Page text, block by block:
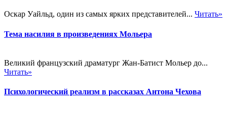
Оскар Уайльд, один из самых ярких представителей... Читать»
Тема насилия в произведениях Мольера
Великий французский драматург Жан-Батист Мольер до...
Читать»
Психологический реализм в рассказах Антона Чехова